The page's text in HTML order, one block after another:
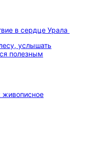
в сердце Урала
услышать
полезным